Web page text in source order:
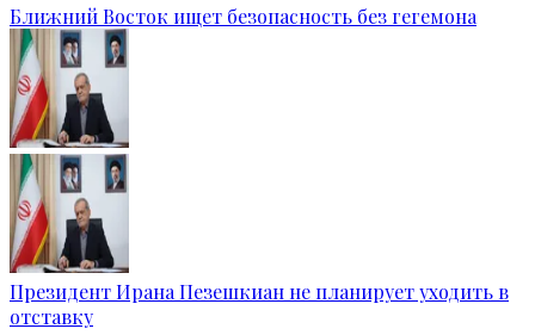
Ближний Восток ищет безопасность без гегемона
Президент Ирана Пезешкиан не планирует уходить в
отставку